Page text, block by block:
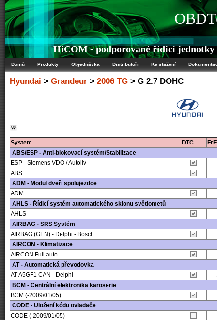
HiCOM - podporované řídicí
Domů Produkty Objednávka Distributoři Ke stažení
Hyundai > Grandeur > 2006 TG > G 2.7 DOHC
System DTC
ABS/ESP - Anti-blokovací systém/Stabilizace
ESP - Siemens VDO / Autoliv
ABS
ADM - Modul dveří spolujezdce
ADM
AHLS - Řídicí systém automatického sklonu světlometů
AHLS
AIRBAG - SRS Systém
AIRBAG (GEN) - Delphi - Bosch
AIRCON - Klimatizace
AIRCON Full auto
AT - Automatická převodovka
AT A5GF1 CAN - Delphi
BCM - Centrální elektronika karoserie
BCM (-2009/01/05)
CODE - Uložení kódu ovladače
CODE (-2009/01/05)